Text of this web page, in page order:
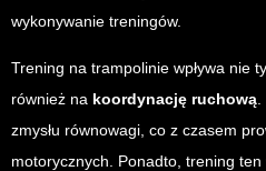
wykonywanie treningów.
Trening na trampolinie wpływa nie
również na koordynację ruchową
zmysłu równowagi, co z czasem
motorycznych. Ponadto, trening